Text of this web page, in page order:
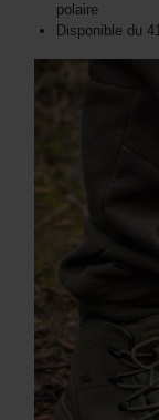
polaire
Disponible du